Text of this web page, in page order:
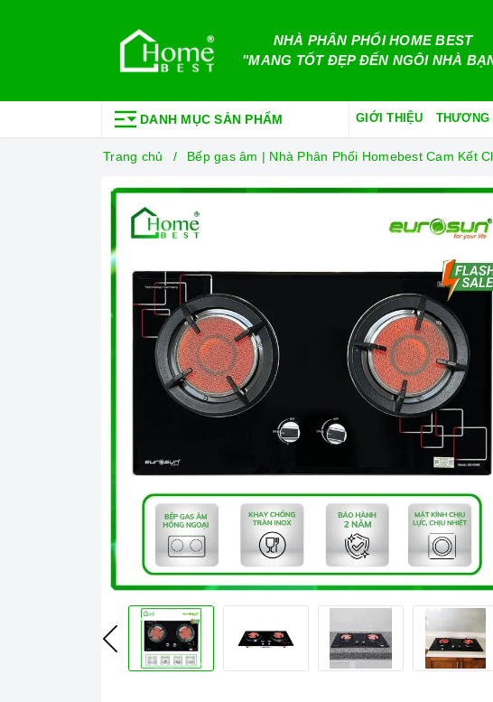
NHÀ PHÂN PHỐI HOME BEST
"MANG TỐT ĐẸP ĐẾN NGÔI NHÀ
DANH MỤC SẢN PHẨM GIỚI THIỆU THƯƠNG
Trang chủ Bếp gas âm | Nhà Phân Phối Homebest Cam Kết